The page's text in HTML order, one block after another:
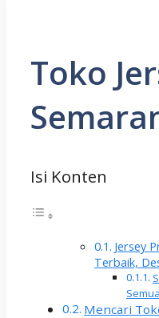
Toko
Isi Konten
Jersey
Terbaik,
Mencari